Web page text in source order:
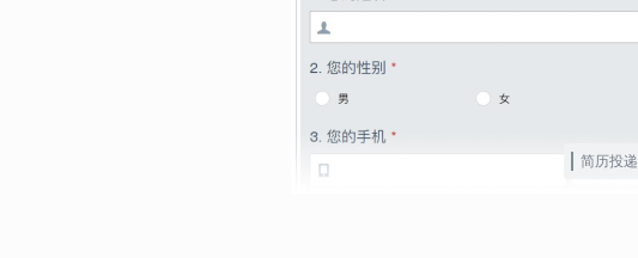
简历投递